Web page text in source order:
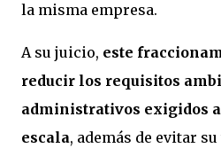
la misma empresa.
A su juicio, este
reducir los requisitos
administrativos exigidos
escala, además de evitar